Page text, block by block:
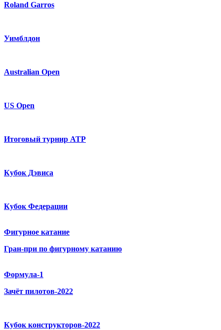
Roland Garros
Уимблдон
Australian Open
US Open
Итоговый турнир ATP
Кубок Дэвиса
Кубок Федерации
Фигурное катание
Гран-при по фигурному катанию
Формула-1
Зачёт пилотов-2022
Кубок конструкторов-2022